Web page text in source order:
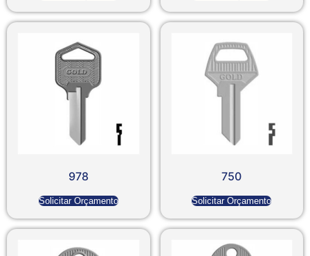
978
Solicitar Orçamento
750
Solicitar Orçamento